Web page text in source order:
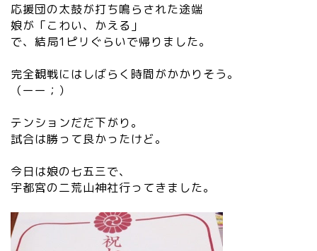
応援団の太鼓が打ち鳴らされた途端
娘が「こわい、かえる」
で、結局1ピリぐらいで帰りました。
完全観戦にはしばらく時間がかかりそう。
（ーー；）
テンションだだ下がり。
試合は勝って良かったけど。
今日は娘の七五三で、
宇都宮の二荒山神社行ってきました。